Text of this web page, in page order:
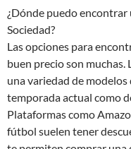
¿Dónde puedo encontrar
Sociedad?
Las opciones para
buen precio son muchas.
una variedad de
temporada actual como
Plataformas como
fútbol suelen tener